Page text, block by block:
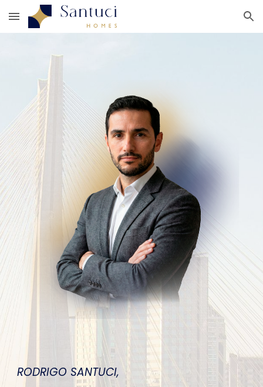
Skip to main content Skip to navigation
RODRIGO SANTUCI,